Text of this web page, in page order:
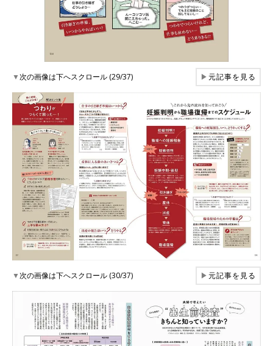
▼次の画像は下へスクロール (29/37) ▶元記事を見る
▼次の画像は下へスクロール (30/37) ▶元記事を見る